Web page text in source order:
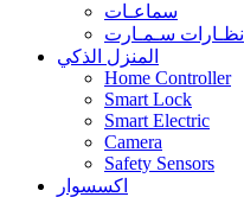
سماعـات
نظـارات سـمـارت
المنزل الذكي
Home Controller
Smart Lock
Smart Electric
Camera
Safety Sensors
اكسسوار